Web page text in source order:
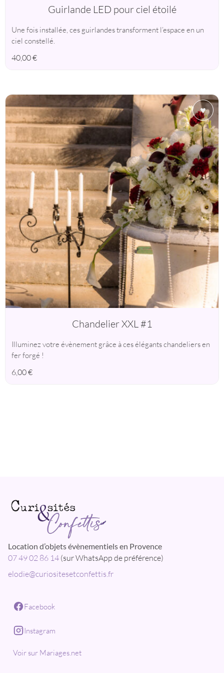
Guirlande LED pour ciel étoilé
Une fois installée, ces guirlandes transforment l’espace en un
ciel constellé.
40,00€
♥
Chandelier XXL #1
Illuminez votre évènement grâce à ces élégants chandeliers en
fer forgé !
6,00€
Location d’objets évènementiels en Provence
07 49 02 86 14 (sur WhatsApp de préférence)
elodie@curiositesetconfettis.fr
Facebook
Instagram
Voir sur Mariages.net